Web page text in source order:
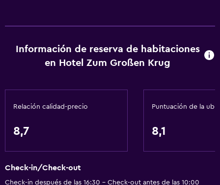
Información de reserva de habitaciones
en Hotel Zum Großen Krug
Relación calidad-precio
8,7
Puntuación de la
8,1
Check-in/Check-out
Check-in después de las 16:30 - Check-out antes de las 10:00